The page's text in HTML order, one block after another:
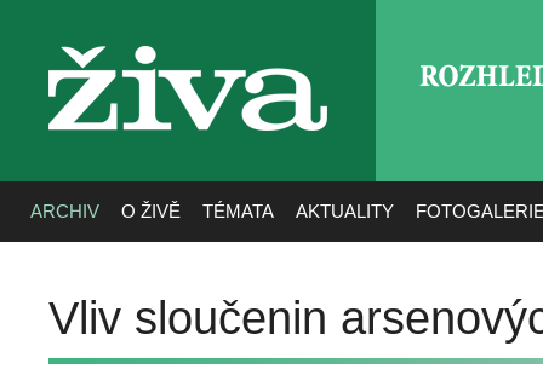
živa
ARCHIV O ŽIVĚ TÉMATA AKTUALITY
Vliv sloučenin